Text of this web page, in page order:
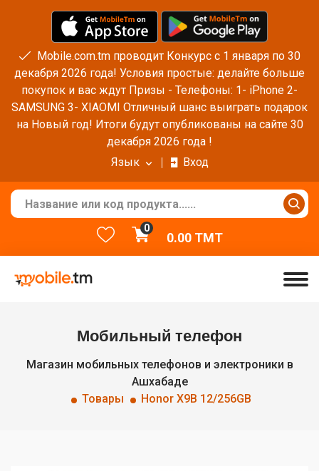
Mobile.com.tm проводит Конкурс с 1 января по 30
декабря 2026 года! Условия простые: делайте больше
покупок и вас ждут Призы - Телефоны: 1- iPhone 2-
SAMSUNG 3- XIAOMI Отличный шанс выиграть подарок
на Новый год! Итоги будут опубликованы на сайте 30
декабря 2026 года !
Язык
Вход
0
0.00TMT
Мобильный телефон
Магазин мобильных телефонов и электроники в
Ашхабаде
Товары
Honor X9B 12/256GB